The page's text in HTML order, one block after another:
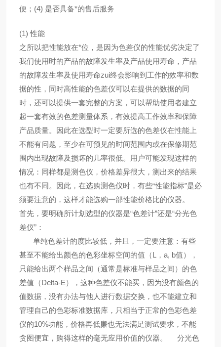
便；(4) 是否具备*的售后服务
(1) 性能
之所以把性能放在*位，是因为色差仪的性能优劣决定了
我们使用时的产品的故障发生率及产品使用寿命，产品
的故障发生率及使用寿命zui终会影响到工作的效率和数
据的性，同时高性能的色差仪可以在提供的数据的同
时，还可以提供一套完整的方案，可以帮助使用者建立
起一套有效的色差测量体系，有效提高工作效率和保障
产品质量。因此在选型时一定要所选的色差仪在性能上
不能有问题，至少在可预见的时间范围内或在保修期范
围内出现故障及损坏的几率很低。用户可能发现这样的
情况：同样都是测色仪，价格差异很大，测出来的结果
也有不同。因此，在选购测色仪时，有些“性能指标”是必
须要注意的，这样才能选购一部性能价格比的仪器。
首先，要明确所计划选型的仪器是“色差计”还是“分光色
差仪”：
单纯色差计的度比较低，并且，一定要注意：有些
甚至不能给出颜色的色彩坐标空间的值（L，a, b值），
只能给出两个样品之间（通常是标准与样品之间）的色
差值（Delta-E），这种色差仪不能买，因为没有颜色的
值数据，没有办法与他人进行数据交换，也不能建立和
管理自己的色彩标准数据库，只相当于正常的色彩色差
仪的10%功能，价格再低廉也无法满足测试要求，不能
贪图便宜，购得这样的毫无应用价值的仪器。 分光色